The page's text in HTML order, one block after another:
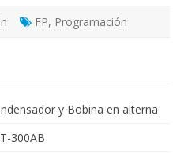
FP, Programación
y Bobina en alterna
300AB